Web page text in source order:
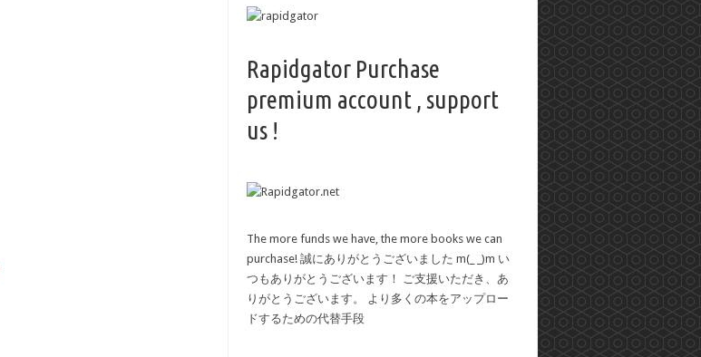
Rapidgator Purchase
premium account , support
us !
The more funds we have, the more books we can
purchase! 誠にありがとうございました m(_ _)m い
つもありがとうございます！ ご支援いただき、あ
りがとうございます。 より多くの本をアップロー
ドするための代替手段